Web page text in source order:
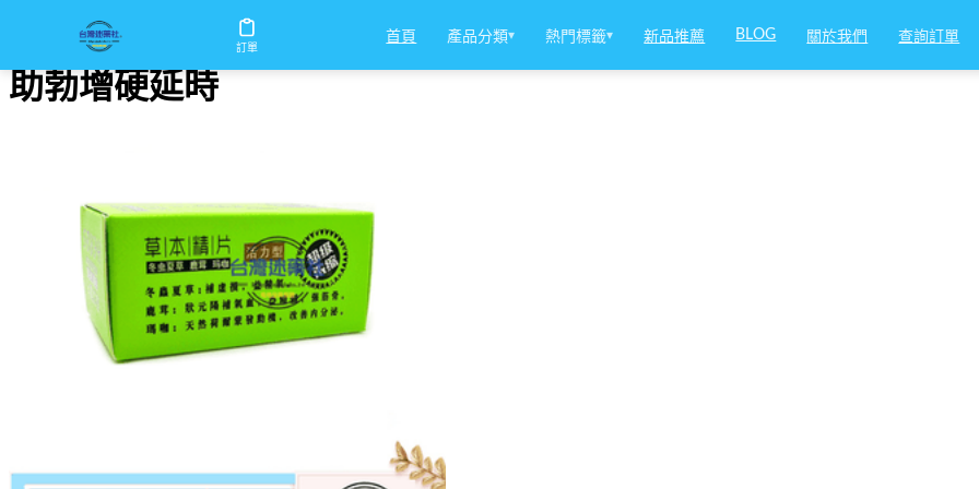
訂單
首頁 產品分類▾ 熱門標籤▾ 新品推薦 BLOG 關於我們 查詢訂單
助勃增硬延時
助勃增硬延時